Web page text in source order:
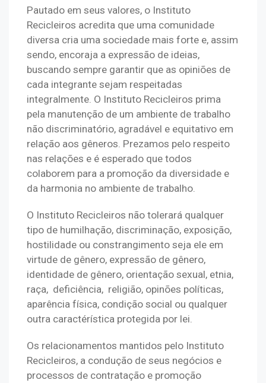
Pautado em seus valores, o Instituto
Recicleiros acredita que uma comunidade
diversa cria uma sociedade mais forte e, assim
sendo, encoraja a expressão de ideias,
buscando sempre garantir que as opiniões de
cada integrante sejam respeitadas
integralmente. O Instituto Recicleiros prima
pela manutenção de um ambiente de trabalho
não discriminatório, agradável e equitativo em
relação aos gêneros. Prezamos pelo respeito
nas relações e é esperado que todos
colaborem para a promoção da diversidade e
da harmonia no ambiente de trabalho.
O Instituto Recicleiros não tolerará qualquer
tipo de humilhação, discriminação, exposição,
hostilidade ou constrangimento seja ele em
virtude de gênero, expressão de gênero,
identidade de gênero, orientação sexual, etnia,
raça,  deficiência,  religião, opinões políticas,
aparência física, condição social ou qualquer
outra caractérística protegida por lei.
Os relacionamentos mantidos pelo Instituto
Recicleiros, a condução de seus negócios e
processos de contratação e promoção